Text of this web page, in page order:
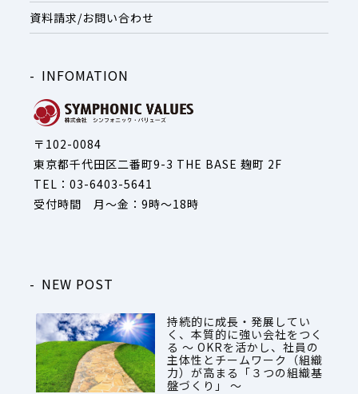
資料請求/お問い合わせ
INFOMATION
〒102-0084
東京都千代田区二番町9-3 THE BASE 麹町 2F
TEL：03-6403-5641
受付時間 月～金：9時～18時
NEW POST
持続的に成長・発展してい
く、本質的に強い会社をつく
る ～ OKRを活かし、社員の
主体性とチームワーク（組織
力）が高まる「３つの組織基
盤づくり」 ～